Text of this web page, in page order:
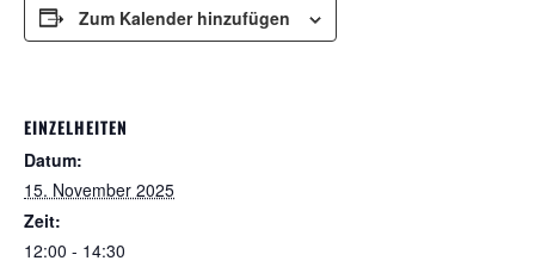
Zum Kalender hinzufügen
EINZELHEITEN
Datum:
15. November 2025
Zeit:
12:00 - 14:30